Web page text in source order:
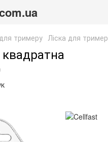
тримеру Ліска для